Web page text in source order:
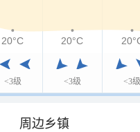
<3级 <3级 <3级
20°C
20°C
周边乡镇